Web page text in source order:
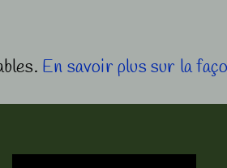
En savoir plus sur la